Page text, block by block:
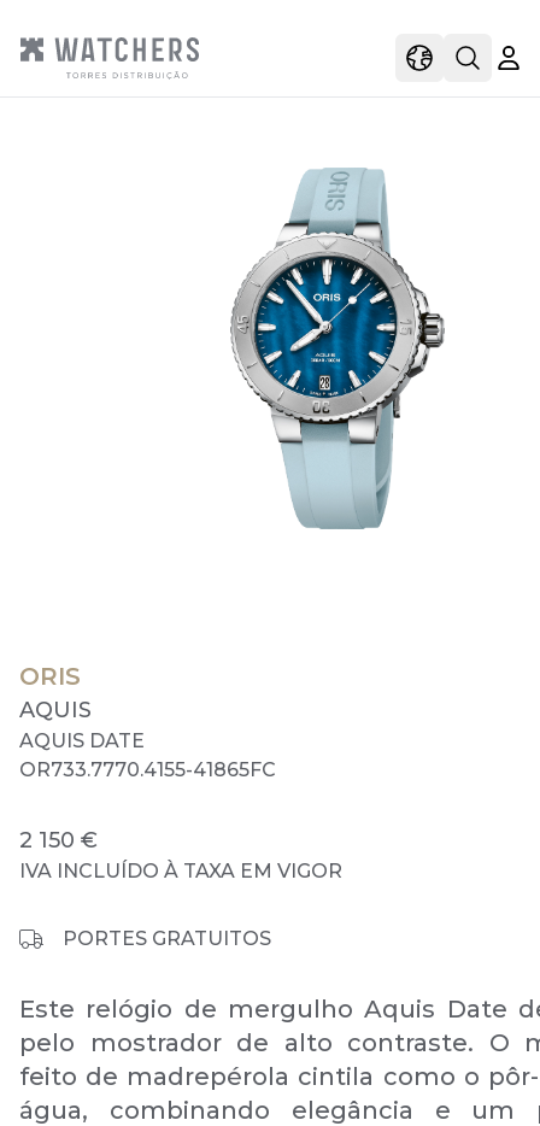
viewOpen
ORIS
AQUIS
AQUIS DATE
OR733.7770.4155-41865FC
2 150 €
IVA INCLUÍDO À TAXA EM VIGOR
PORTES GRATUITOS
Este relógio de mergulho Aquis Date
pelo mostrador de alto contraste. O
feito de madrepérola cintila como o
água, combinando elegância e um